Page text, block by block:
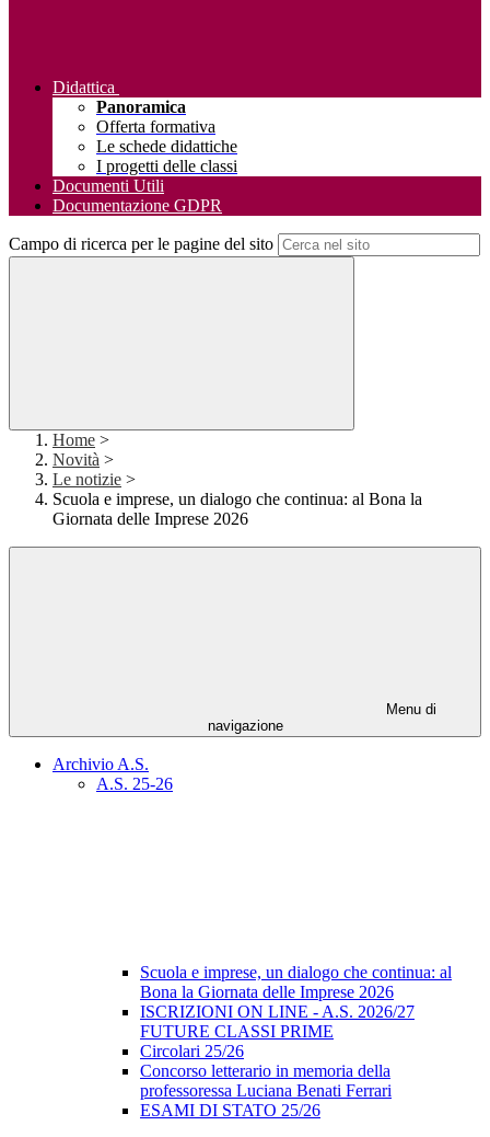
Didattica
Panoramica
Offerta formativa
Le schede didattiche
I progetti delle classi
Documenti Utili
Documentazione GDPR
Campo di ricerca per le pagine del sito
Home >
Novità >
Le notizie >
Scuola e imprese, un dialogo che continua: al Bona la
Giornata delle Imprese 2026
Menu di
navigazione
Archivio A.S.
A.S. 25-26
Scuola e imprese, un dialogo che continua: al
Bona la Giornata delle Imprese 2026
ISCRIZIONI ON LINE - A.S. 2026/27
FUTURE CLASSI PRIME
Circolari 25/26
Concorso letterario in memoria della
professoressa Luciana Benati Ferrari
ESAMI DI STATO 25/26